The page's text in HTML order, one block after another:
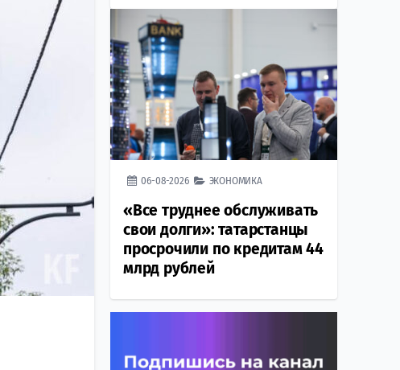
06-08-2026 ЭКОНОМИКА
«Все труднее обслуживать
свои долги»: татарстанцы
просрочили по кредитам 44
млрд рублей